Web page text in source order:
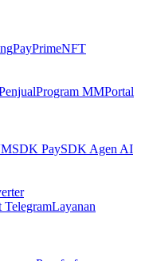
PayPrimeNFT
Program MMPortal
SDK PaySDK Agen AI
TelegramLayanan